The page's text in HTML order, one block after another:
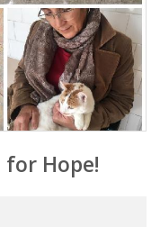
for Hope!